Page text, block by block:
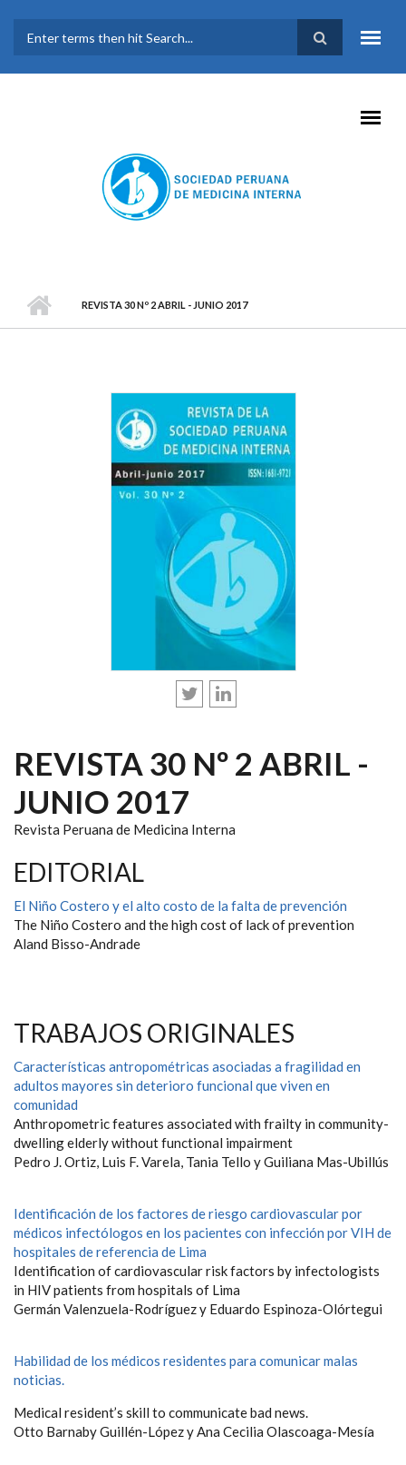
FORMULARIO DE
BÚSQUEDA
REVISTA 30 Nº 2 ABRIL - JUNIO 2017
REVISTA 30 Nº 2 ABRIL -
JUNIO 2017
Revista Peruana de Medicina Interna
EDITORIAL
El Niño Costero y el alto costo de la falta de prevención
The Niño Costero and the high cost of lack of prevention
Aland Bisso-Andrade
TRABAJOS ORIGINALES
Características antropométricas asociadas a fragilidad en
adultos mayores sin deterioro funcional que viven en
comunidad
Anthropometric features associated with frailty in community-
dwelling elderly without functional impairment
Pedro J. Ortiz, Luis F. Varela, Tania Tello y Guiliana Mas-Ubillús
Identificación de los factores de riesgo cardiovascular por
médicos infectólogos en los pacientes con infección por VIH de
hospitales de referencia de Lima
Identification of cardiovascular risk factors by infectologists
in HIV patients from hospitals of Lima
Germán Valenzuela-Rodríguez y Eduardo Espinoza-Olórtegui
Habilidad de los médicos residentes para comunicar malas
noticias.
Medical resident’s skill to communicate bad news.
Otto Barnaby Guillén-López y Ana Cecilia Olascoaga-Mesía